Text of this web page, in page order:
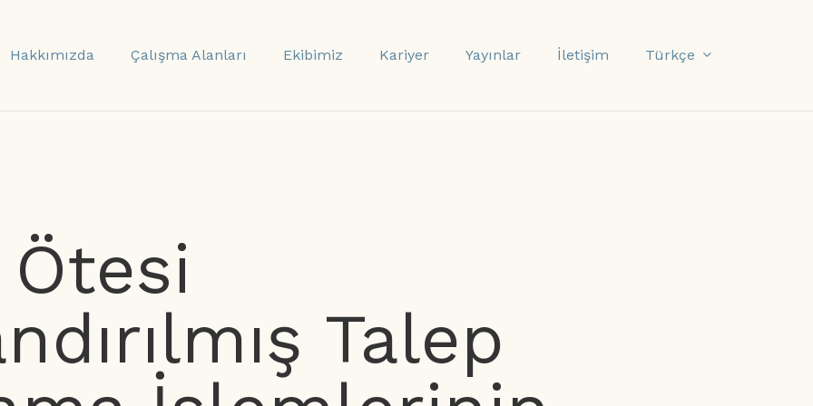
Hakkımızda Çalışma Alanları Ekibimiz Kariyer Yayınlar İletişim Türkçe
Ötesi
Talep